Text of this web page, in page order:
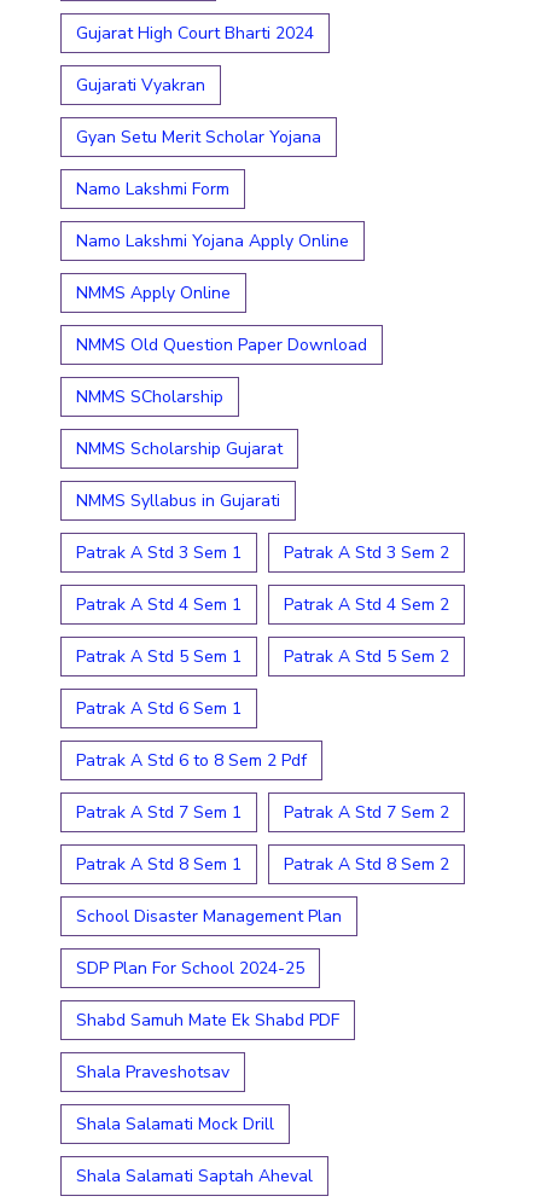
Gujarat High Court Bharti 2024
Gujarati Vyakran
Gyan Setu Merit Scholar Yojana
Namo Lakshmi Form
Namo Lakshmi Yojana Apply Online
NMMS Apply Online
NMMS Old Question Paper Download
NMMS SCholarship
NMMS Scholarship Gujarat
NMMS Syllabus in Gujarati
Patrak A Std 3 Sem 1 Patrak A Std 3 Sem 2
Patrak A Std 4 Sem 1 Patrak A Std 4 Sem 2
Patrak A Std 5 Sem 1 Patrak A Std 5 Sem 2
Patrak A Std 6 Sem 1
Patrak A Std 6 to 8 Sem 2 Pdf
Patrak A Std 7 Sem 1 Patrak A Std 7 Sem 2
Patrak A Std 8 Sem 1 Patrak A Std 8 Sem 2
School Disaster Management Plan
SDP Plan For School 2024-25
Shabd Samuh Mate Ek Shabd PDF
Shala Praveshotsav
Shala Salamati Mock Drill
Shala Salamati Saptah Aheval